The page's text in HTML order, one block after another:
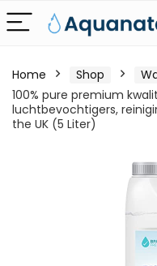
Home Shop
100% pure premium
luchtbevochtigers,
the UK (5 Liter)